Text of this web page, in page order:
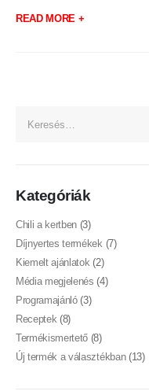
READ MORE +
Kategóriák
Chili a kertben (3)
Díjnyertes termékek(7)
Kiemelt ajánlatok(2)
Média megjelenés (4)
Programajánló(3)
Receptek(8)
Termékismertető (8)
Új termék a választékban(13)